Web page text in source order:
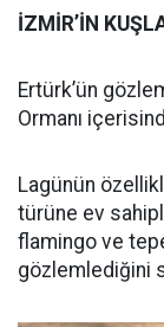
İZMİR’İN
Ertürk’ün
Ormanı
Lagünün
türüne ev
flamingo ve
gözlemlediğini